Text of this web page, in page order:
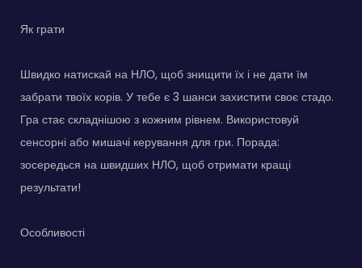
Як грати
Швидко натискай на НЛО, щоб знищити їх і не дати їм
забрати твоїх корів. У тебе є 3 шанси захистити своє стадо.
Гра стає складнішою з кожним рівнем. Використовуй
сенсорні або мишачі керування для гри. Порада:
зосередься на швидших НЛО, щоб отримати кращі
результати!
Особливості